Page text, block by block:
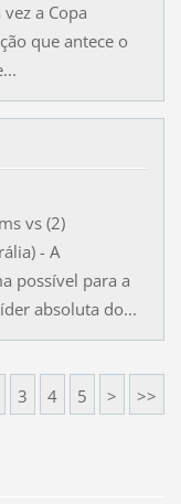
a Copa
que antece o
vs (2)
- A
possível para a
absoluta do...
3 4 5 > >>